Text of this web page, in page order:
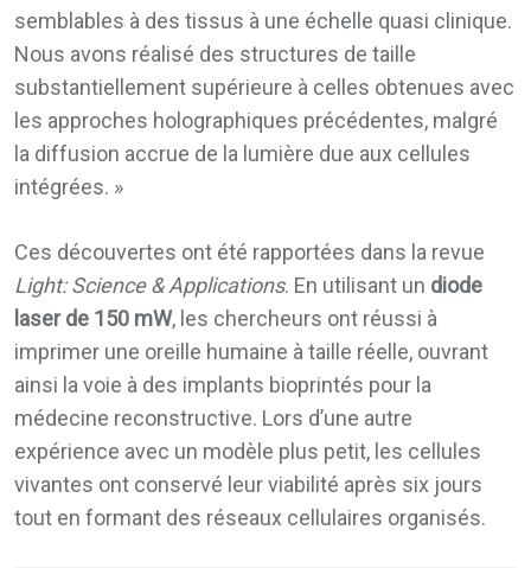
semblables à des tissus à une échelle quasi clinique.
Nous avons réalisé des structures de taille
substantiellement supérieure à celles obtenues avec
les approches holographiques précédentes, malgré
la diffusion accrue de la lumière due aux cellules
intégrées. »
Ces découvertes ont été rapportées dans la revue
Light: Science & Applications. En utilisant un diode
laser de 150 mW, les chercheurs ont réussi à
imprimer une oreille humaine à taille réelle, ouvrant
ainsi la voie à des implants bioprintés pour la
médecine reconstructive. Lors d’une autre
expérience avec un modèle plus petit, les cellules
vivantes ont conservé leur viabilité après six jours
tout en formant des réseaux cellulaires organisés.